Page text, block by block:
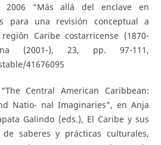
2006 “Más allá del enclave en
para una revisión conceptual a
Caribe costarricense (1870-
(2001-), 23, pp. 97-111,
41676095
Central American Caribbean:
Natio- nal Imaginaries”, en Anja
Galindo (eds.), El Caribe y sus
de saberes y prácticas culturales,